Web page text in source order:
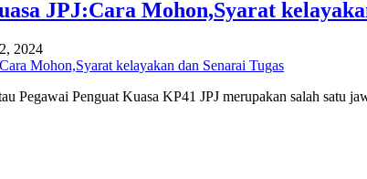
JPJ:Cara Mohon,Syarat
2024
Pegawai Penguat Kuasa KP41 JPJ merupakan salah satu